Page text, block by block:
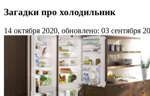
Загадки про холодильник
14 октября 2020, обновлено: 03 сентября